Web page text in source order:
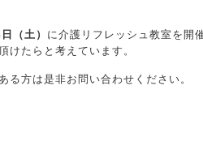
（土） に介護リフレッシュ教室を開
けたらと考えています。
方は是非お問い合わせください。